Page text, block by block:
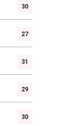
30
27
31
29
30